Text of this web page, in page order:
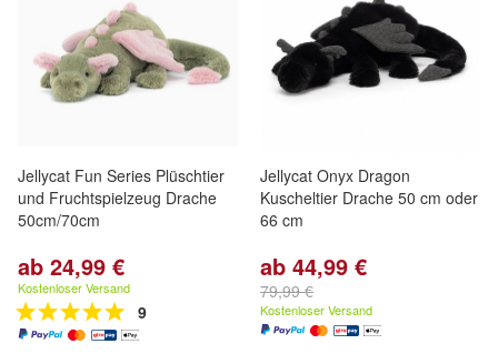
Jellycat Fun Series Plüschtier
und Fruchtspielzeug Drache
50cm/70cm
ab 24,99 €
Kostenloser Versand
9
Jellycat Onyx Dragon
Kuscheltier Drache 50 cm oder
66 cm
ab 44,99 €
79,99 €
Kostenloser Versand